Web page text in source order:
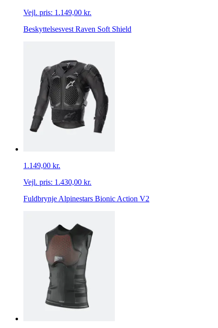
Vejl. pris: 1.149,00 kr.
Beskyttelsesvest Raven Soft Shield
1.149,00 kr.
Vejl. pris: 1.430,00 kr.
Fuldbrynje Alpinestars Bionic Action V2